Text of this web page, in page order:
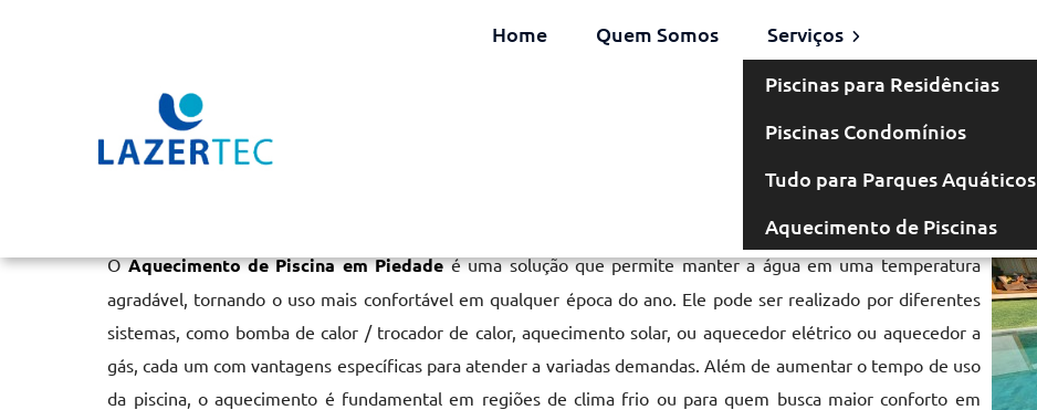
Home Quem Somos
Serviços
Piscinas para Residências
Piscinas Condomínios
Tudo para Parques Aquáticos
Aquecimento de Piscinas
Aquecimento de Piscina em Piedade
OAquecimento de Piscina em Piedadeé uma solução que permite manter a água em uma temperatura
agradável, tornando o uso mais confortável em qualquer época do ano. Ele pode ser realizado por diferentes
sistemas, como bomba de calor / trocador de calor, aquecimento solar, ou aquecedor elétrico ou aquecedor a
gás, cada um com vantagens específicas para atender a variadas demandas. Além de aumentar o tempo de uso
da piscina, o aquecimento é fundamental em regiões de clima frio ou para quem busca maior conforto em